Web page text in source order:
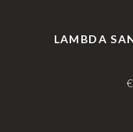
LAMBDA
€